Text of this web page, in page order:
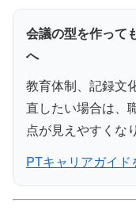
会議の型を作って
へ
教育体制、記録文
直したい場合は、
点が見えやすくな
PTキャリアガイド